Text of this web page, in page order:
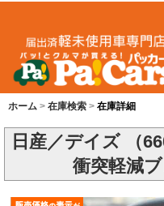
ホーム 在庫検索 在庫詳細
日産／デイズ （
衝突軽減